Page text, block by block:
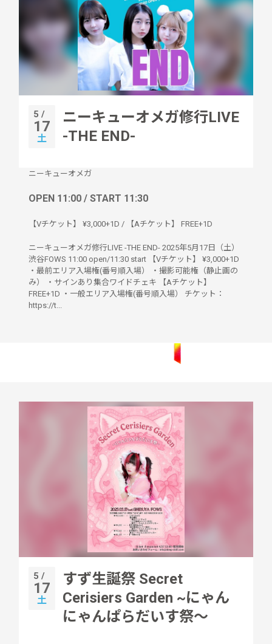
5 /
17
土
ニーキューオメガ修行LIVE
-THE END-
ニーキューオメガ
OPEN 11:00 / START 11:30
【Vチケット】 ¥3,000+1D / 【Aチケット】 FREE+1D
ニーキューオメガ修行LIVE -THE END- 2025年5月17日（土）
渋谷FOWS 11:00 open/11:30 start 【Vチケット】 ¥3,000+1D
・最前エリア入場権(番号順入場） ・撮影可能権（静止画の
み） ・サインあり集合ワイドチェキ 【Aチケット】
FREE+1D ・一般エリア入場権(番号順入場） チケット：
https://t...
5 /
17
土
すず生誕祭 Secret
Cerisiers Garden ~にゃん
にゃんぱらだいす祭〜